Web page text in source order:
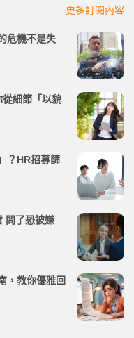
更多訂閱內容
危機不是失
細節「以貌
？HR招募篩
問了恐被嫌
，教你優雅回